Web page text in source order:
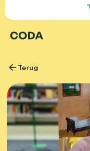
Terug